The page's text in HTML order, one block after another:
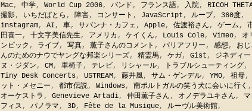
Mac, 中学, World Cup 2006, バンド , フランス語, 入院, RICOH
撮影, いちだぱとら , 障害, コンサート , JavaScript , ループ, 360度,
instagram, AI , 車, サバンナ・カフェ , Apple, 佐渡裕さん , ゲーム ,
田喜一, 十文字美信先生, アメリカ , ケイくん , Louis Cole, Vimeo, オ
ンピック , ライブ , 写真, 薫子さんのコメント , バリアフリー , 感想, おじ
んのためのナウでヤングな邦楽シリーズ , 精霊馬, ケガ, Gist , ジネディー
ヌ・ジダン , CM, 車椅子, テレビ , リシャール, トラブルシューティング ,
Tiny Desk Concerts, USTREAM, 藤井風, サム・ゲンデル, YMO, 祖母,
ット・メセニー , 都市伝説, Windows, 南ポルトガルの笑う犬に会いに行く ,
オーケストラ , Genevieve Artadi, 仲田薫子さん , オノデラユキさん ,
フィス , パノラマ , 3D, Fête de la Musique, ルーヴル美術館,